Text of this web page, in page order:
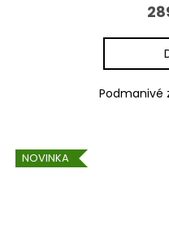
Podmanivé
NOVINKA